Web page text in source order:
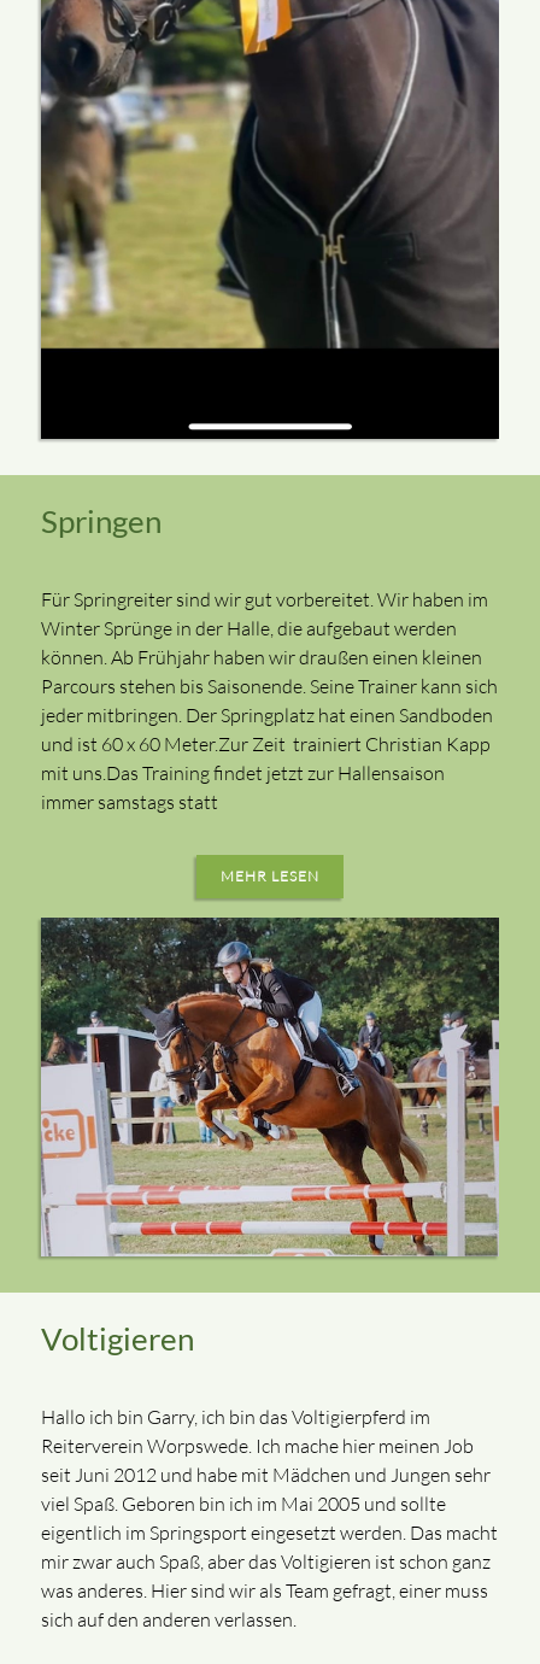
Springen
Für Springreiter sind wir gut vorbereitet. Wir haben im
Winter Sprünge in der Halle, die aufgebaut werden
können. Ab Frühjahr haben wir draußen einen kleinen
Parcours stehen bis Saisonende. Seine Trainer kann sich
jeder mitbringen. Der Springplatz hat einen Sandboden
und ist 60 x 60 Meter.Zur Zeit trainiert Christian Kapp
mit uns.Das Training findet jetzt zur Hallensaison
immer samstags statt
MEHR LESEN
Voltigieren
Hallo ich bin Garry, ich bin das Voltigierpferd im
Reiterverein Worpswede. Ich mache hier meinen Job
seit Juni 2012 und habe mit Mädchen und Jungen sehr
viel Spaß. Geboren bin ich im Mai 2005 und sollte
eigentlich im Springsport eingesetzt werden. Das macht
mir zwar auch Spaß, aber das Voltigieren ist schon ganz
was anderes. Hier sind wir als Team gefragt, einer muss
sich auf den anderen verlassen.